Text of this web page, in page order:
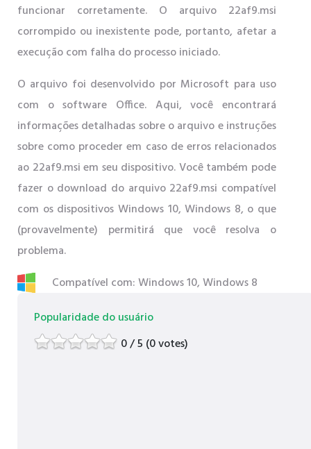
funcionar corretamente. O arquivo 22af9.msi
corrompido ou inexistente pode, portanto, afetar a
execução com falha do processo iniciado.
O arquivo foi desenvolvido por Microsoft para uso
com o software Office. Aqui, você encontrará
informações detalhadas sobre o arquivo e instruções
sobre como proceder em caso de erros relacionados
ao 22af9.msi em seu dispositivo. Você também pode
fazer o download do arquivo 22af9.msi compatível
com os dispositivos Windows 10, Windows 8, o que
(provavelmente) permitirá que você resolva o
problema.
Compatível com: Windows 10, Windows 8
Popularidade do usuário
0 / 5 (0 votes)